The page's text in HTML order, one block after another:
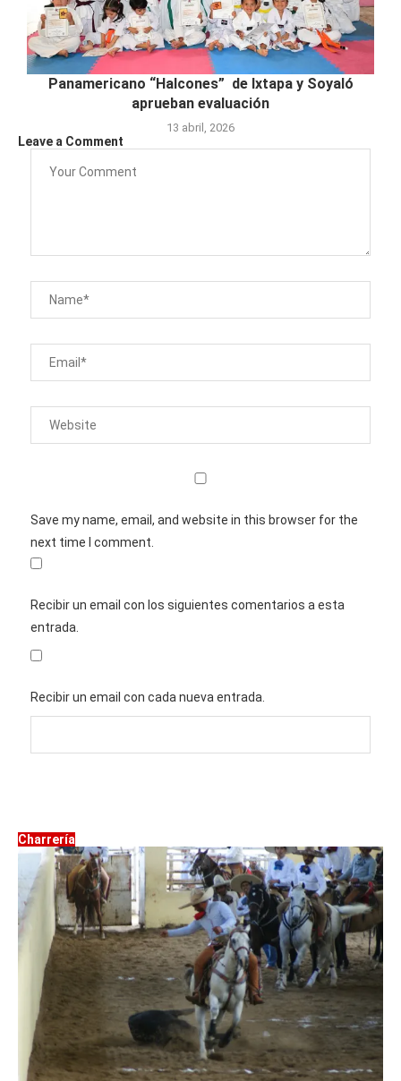
Panamericano “Halcones” de Ixtapa y Soyaló
aprueban evaluación
13 abril, 2026
Leave a Comment
Save my name, email, and website in this browser for the
next time I comment.
Recibir un email con los siguientes comentarios a esta
entrada.
Recibir un email con cada nueva entrada.
Charrería